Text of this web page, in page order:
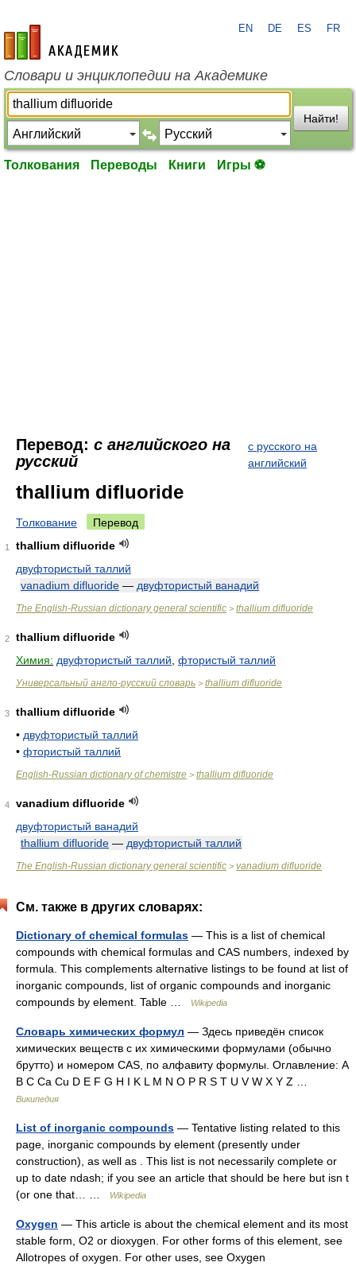
academic.ru
EN DE ES FR
Словари и энциклопедии на Академике
Найти!
Толкования Переводы Книги Игры ⚽
Перевод: с английского на
русский
с русского на
английский
thallium difluoride
Толкование Перевод
1
thallium difluoride
двуфтористый таллий
vanadium difluoride — двуфтористый ванадий
The English-Russian dictionary general scientific > thallium difluoride
2
thallium difluoride
Химия: двуфтористый таллий фтористый таллий
Универсальный англо-русский словарь > thallium difluoride
3
thallium difluoride
• двуфтористый таллий
• фтористый таллий
English-Russian dictionary of chemistre > thallium difluoride
4
vanadium difluoride
двуфтористый ванадий
thallium difluoride — двуфтористый таллий
The English-Russian dictionary general scientific > vanadium difluoride
См. также в других словарях:
Dictionary of chemical formulas — This is a list of chemical
compounds with chemical formulas and CAS numbers, indexed by
formula. This complements alternative listings to be found at list of
inorganic compounds, list of organic compounds and inorganic
compounds by element. Table …
Wikipedia
Словарь химических формул — Здесь приведён список
химических веществ с их химическими формулами (обычно
брутто) и номером CAS, по алфавиту формулы. Оглавление: A
B C Ca Cu D E F G H I K L M N O P R S T U V W X Y Z …
Википедия
List of inorganic compounds — Tentative listing related to this
page, inorganic compounds by element (presently under
construction), as well as . This list is not necessarily complete or
up to date ndash; if you see an article that should be here but isn t
(or one that… …
Wikipedia
Oxygen — This article is about the chemical element and its most
stable form, O2 or dioxygen. For other forms of this element, see
Allotropes of oxygen. For other uses, see Oxygen